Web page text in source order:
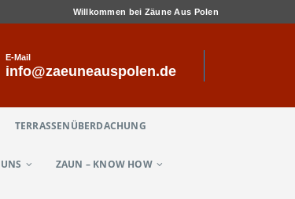
Willkommen bei Zäune Aus Polen
E-Mail
info@zaeuneauspolen.de
TERRASSENÜBERDACHUNG
ZAUN – KNOW HOW